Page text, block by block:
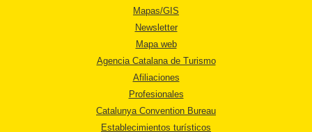
Mapas/GIS
Newsletter
Mapa web
Agencia Catalana de Turismo
Afiliaciones
Profesionales
Catalunya Convention Bureau
Establecimientos turísticos